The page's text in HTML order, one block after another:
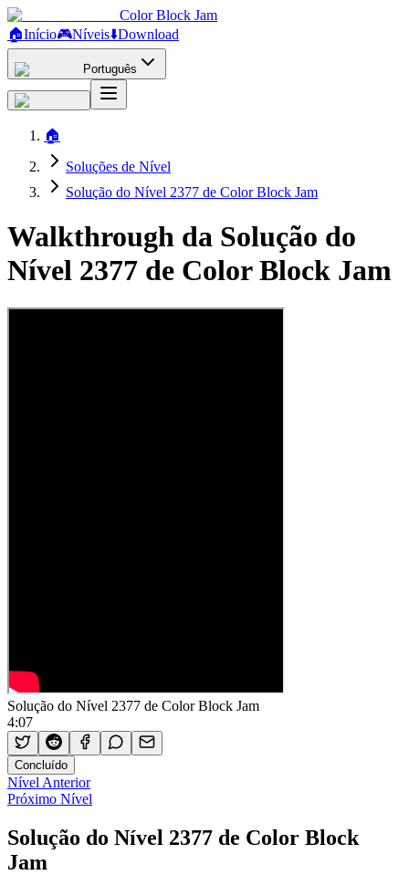
Color Block Jam
🏠Início🎮Níveis⬇️Download
Português
🏠
Soluções de Nível
Solução do Nível 2377 de Color Block Jam
Walkthrough da Solução do
Nível 2377 de Color Block Jam
Solução do Nível 2377 de Color Block Jam
4:07
Concluído
Nível Anterior
Próximo Nível
Solução do Nível 2377 de Color Block
Jam